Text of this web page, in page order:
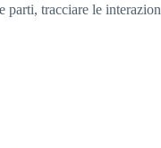
tracciare le